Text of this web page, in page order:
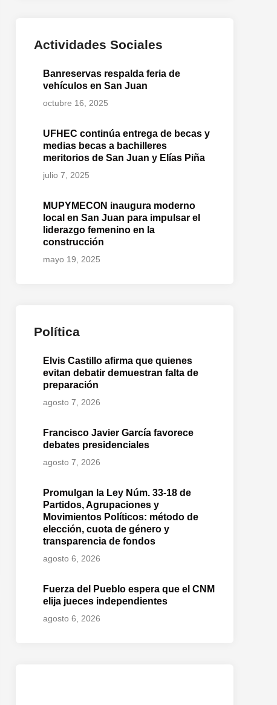
Actividades Sociales
Banreservas respalda feria de
vehículos en San Juan
octubre 16, 2025
UFHEC continúa entrega de becas y
medias becas a bachilleres
meritorios de San Juan y Elías Piña
julio 7, 2025
MUPYMECON inaugura moderno
local en San Juan para impulsar el
liderazgo femenino en la
construcción
mayo 19, 2025
Política
Elvis Castillo afirma que quienes
evitan debatir demuestran falta de
preparación
agosto 7, 2026
Francisco Javier García favorece
debates presidenciales
agosto 7, 2026
Promulgan la Ley Núm. 33-18 de
Partidos, Agrupaciones y
Movimientos Políticos: método de
elección, cuota de género y
transparencia de fondos
agosto 6, 2026
Fuerza del Pueblo espera que el CNM
elija jueces independientes
agosto 6, 2026